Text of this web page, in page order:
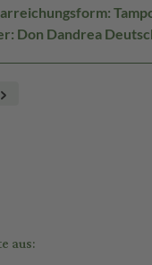
Don Dandrea
aus: